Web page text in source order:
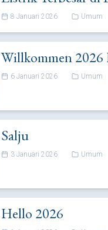
8 Januari 2026 Umum
Willkommen
6 Januari 2026 Umum
Salju
3 Januari 2026 Umum
Hello 2026